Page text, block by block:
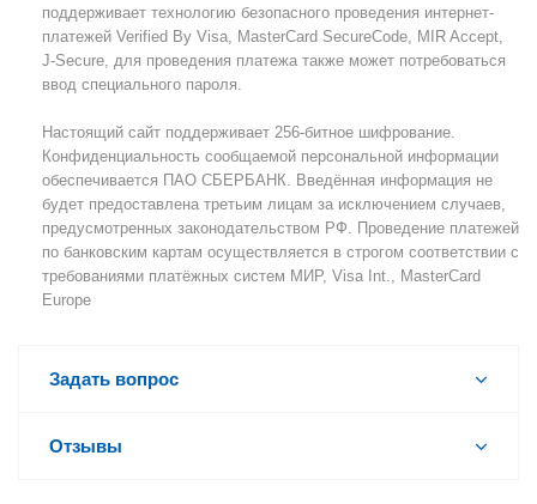
поддерживает технологию безопасного проведения интернет-
платежей Verified By Visa, MasterCard SecureCode, MIR Accept,
J-Secure, для проведения платежа также может потребоваться
ввод специального пароля.
Настоящий сайт поддерживает 256-битное шифрование.
Конфиденциальность сообщаемой персональной информации
обеспечивается ПАО СБЕРБАНК. Введённая информация не
будет предоставлена третьим лицам за исключением случаев,
предусмотренных законодательством РФ. Проведение платежей
по банковским картам осуществляется в строгом соответствии с
требованиями платёжных систем МИР, Visa Int., MasterCard
Europe
Задать вопрос
Отзывы